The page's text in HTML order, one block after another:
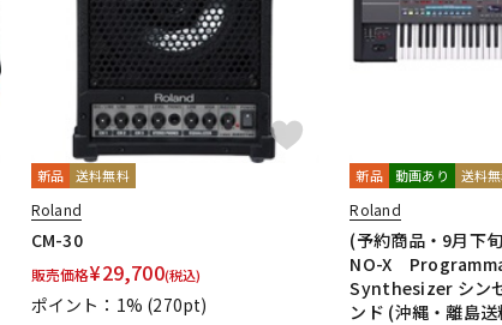
新品 送料無料
Roland
CM-30
販売価格¥29,700(税込)
ポイント：1% (270pt)
新品 動画あり 送料
Roland
(予約商品・9月下
NO-X
Synthesizer シン
ンド (沖縄・離島